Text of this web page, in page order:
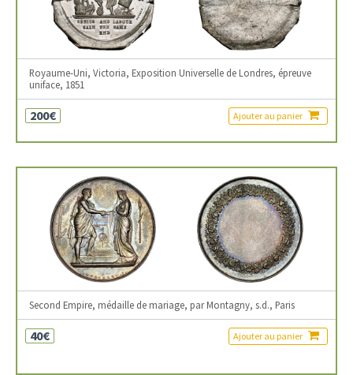
Royaume-Uni, Victoria, Exposition Universelle de Londres, épreuve
uniface, 1851
200€ Ajouter au panier
Second Empire, médaille de mariage, par Montagny, s.d., Paris
40€ Ajouter au panier